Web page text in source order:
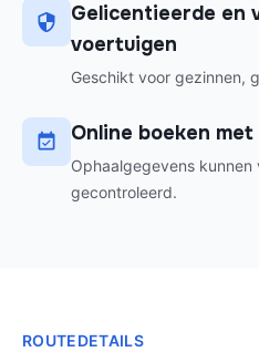
Gelicentieerde en
voertuigen
Geschikt voor gezinnen,
Online boeken
Ophaalgegevens
gecontroleerd.
ROUTEDETAILS